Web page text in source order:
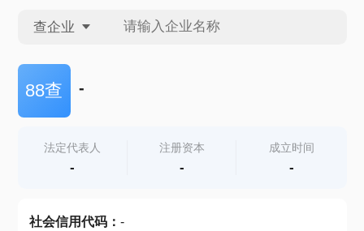
查企业
查企业
查产地
88查 -
法定代表人
-
注册资本
-
成立时间
-
社会信用代码： -